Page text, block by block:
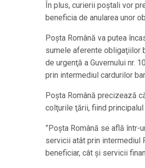
În plus, curierii poştali vor
beneficia de anularea unor
Poşta Română va putea
sumele aferente obligaţiilor
de urgenţă a Guvernului nr.
prin intermediul cardurilor
Poşta Română precizează
colţurile ţării, fiind
”Poşta Română se află
servicii atât prin intermediul
beneficiar, cât şi servicii